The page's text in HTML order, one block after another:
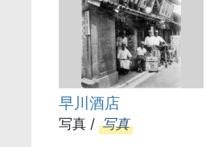
早川酒店
写真 / 写真